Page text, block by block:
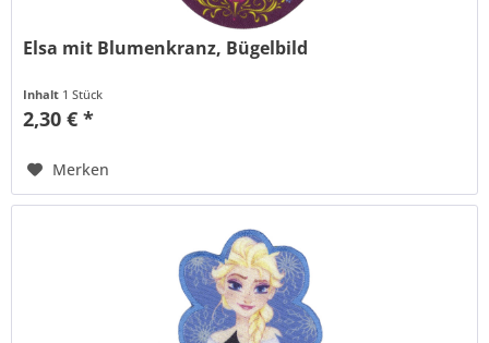
Elsa mit Blumenkranz, Bügelbild
Inhalt 1 Stück
2,30 € *
Merken